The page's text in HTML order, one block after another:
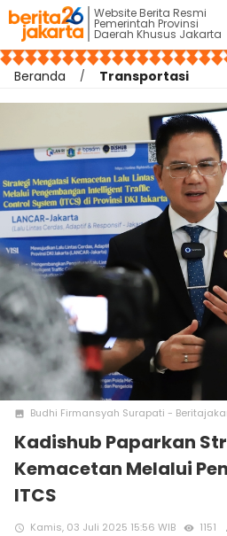
Website Berita Resmi
Pemerintah Provinsi
Daerah Khusus Jakarta
Beranda Transportasi
photo Budhi Firmansyah Surapati -
Kadishub Paparkan
Kemacetan Melalui
ITCS
access_time Kamis, 03 Juli 2025 15:56 WIB remove_red_eye 1151